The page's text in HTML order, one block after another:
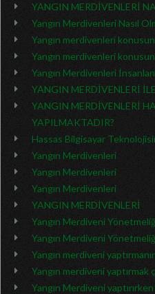
YANGIN MERDİVENLERİ
Yangın Merdivenleri Nasıl
Yangın merdivenleri
Yangın merdivenleri
Yangın Merdivenleri
YANGIN MERDİVENLERİ
YANGIN MERDİVENLERİ
YAPILMAKTADIR?
Hassas Bilgisayar
Yangın Merdivenleri
Yangın Merdivenleri
Yangın Merdivenleri
YANGIN MERDİVENLERİ
Yangın Merdiveni
Yangın Merdiveni
Yangın merdiveni
Yangın merdiveni yaptırmak
Yangın Merdiveni